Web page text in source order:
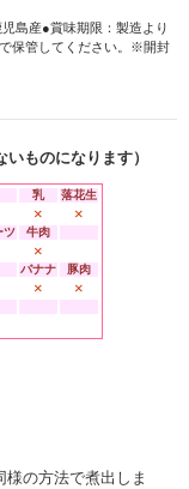
島産●賞味期限：製造より
保管してください。※開封
ものになります）
乳 落花生
× ×
ツ 牛肉
×
バナナ 豚肉
× ×
の方法で煮出しま